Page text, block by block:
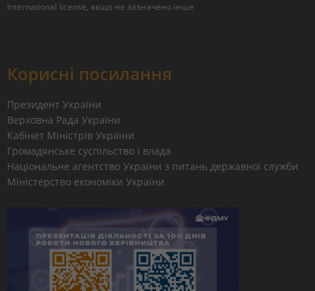
International license, якщо не зазначено інше
Корисні посилання
Президент України
Верховна Рада України
Кабінет Міністрів України
Громадянське суспільство і влада
Національне агентство України з питань державної служби
Міністерство економіки України